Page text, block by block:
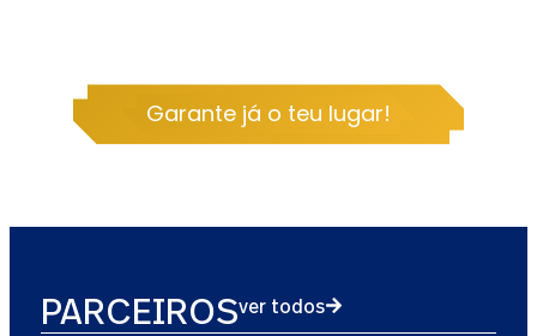
Garante já o teu lugar!
PARCEIROSver todos